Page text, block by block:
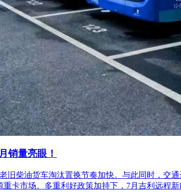
销量亮眼！
旧柴油货车淘汰置换节奏加快。与此同时，
卡市场。多重利好政策加持下，7月吉利远程